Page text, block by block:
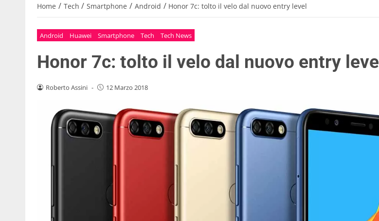
Home / Tech / Smartphone / Android / Honor 7c: tolto il velo dal nuovo entry level
Android Huawei Smartphone Tech Tech News
Honor 7c: tolto il velo dal nuovo entry level
Roberto Assini - 12 Marzo 2018